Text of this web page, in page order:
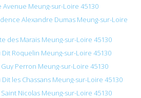
Meung-sur-Loire 45130
Alexandre Dumas Meung-sur-Loire
des Marais Meung-sur-Loire 45130
Roquelin Meung-sur-Loire 45130
Perron Meung-sur-Loire 45130
les Chassans Meung-sur-Loire 45130
Nicolas Meung-sur-Loire 45130